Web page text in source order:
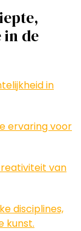
de
in
ervaring voor
van
disciplines,
kunst.